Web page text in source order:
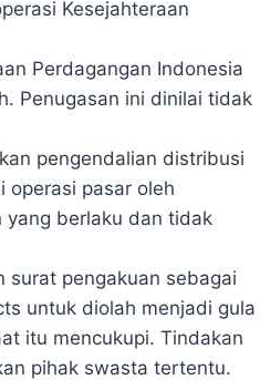
Kesejahteraan
Perdagangan Indonesia
Penugasan ini dinilai tidak
pengendalian distribusi
operasi pasar oleh
yang berlaku dan tidak
surat pengakuan sebagai
untuk diolah menjadi gula
itu mencukupi. Tindakan
pihak swasta tertentu.